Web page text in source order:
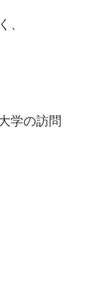
、
学の訪問